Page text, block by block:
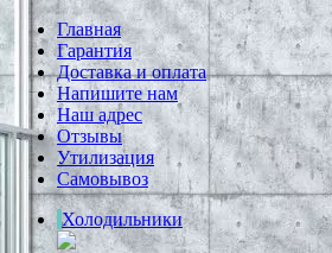
Главная
Гарантия
Доставка и оплата
Напишите нам
Наш адрес
Отзывы
Утилизация
Самовывоз
Холодильники